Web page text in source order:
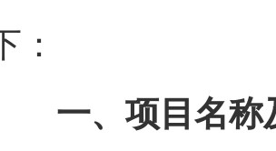
：
一、 项目名称